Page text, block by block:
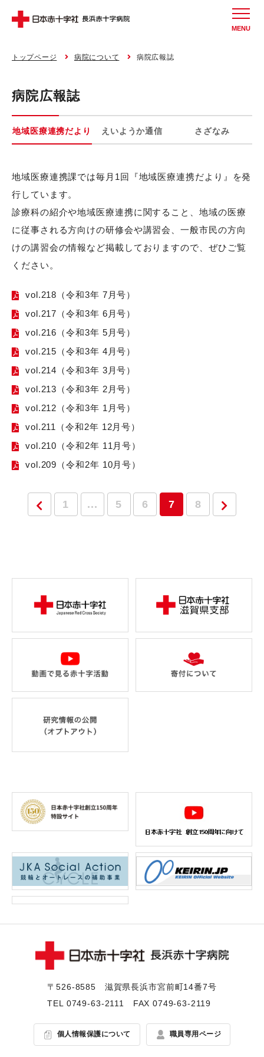
MENU
トップページ 病院について 病院広報誌
病院広報誌
地域医療連携だより えいようか通信 さざなみ
地域医療連携課では毎月1回『地域医療連携だより』を発
行しています。
診療科の紹介や地域医療連携に関すること、地域の医療
に従事される方向けの研修会や講習会、一般市民の方向
けの講習会の情報など掲載しておりますので、ぜひご覧
ください。
vol.218（令和3年 7月号）
vol.217（令和3年 6月号）
vol.216（令和3年 5月号）
vol.215（令和3年 4月号）
vol.214（令和3年 3月号）
vol.213（令和3年 2月号）
vol.212（令和3年 1月号）
vol.211（令和2年 12月号）
vol.210（令和2年 11月号）
vol.209（令和2年 10月号）
1 ... 5 6 7 8
〒526-8585 滋賀県⻑浜市宮前町14番7号
TEL 0749-63-2111 FAX 0749-63-2119
個人情報保護について 職員専用ページ